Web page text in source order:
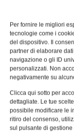
Per fornire le migliori
tecnologie come i
del dispositivo. Il
partner di elaborare
navigazione o gli ID
personalizzati. Non
negativamente su
Clicca qui sotto per
dettagliate. Le tue
possibile modificare le
ritiro del consenso,
sul pulsante di
WIDIA